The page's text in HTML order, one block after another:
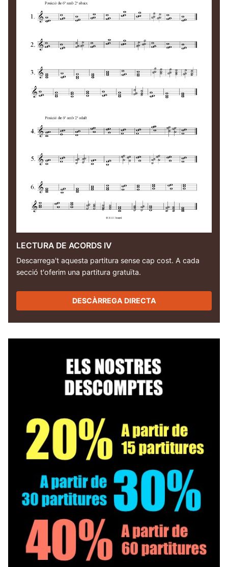
LECTURA DE ACORDS IV
Descarrega't aquesta partitura sense cap cost. A cada
secció t'oferim una partitura gratuïta.
DESCÀRREGA DIRECTA